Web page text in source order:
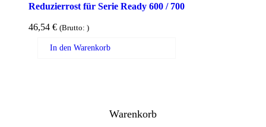
Reduzierrost für Serie Ready 600 / 700
46,54 € (Brutto: )
In den Warenkorb
Warenkorb